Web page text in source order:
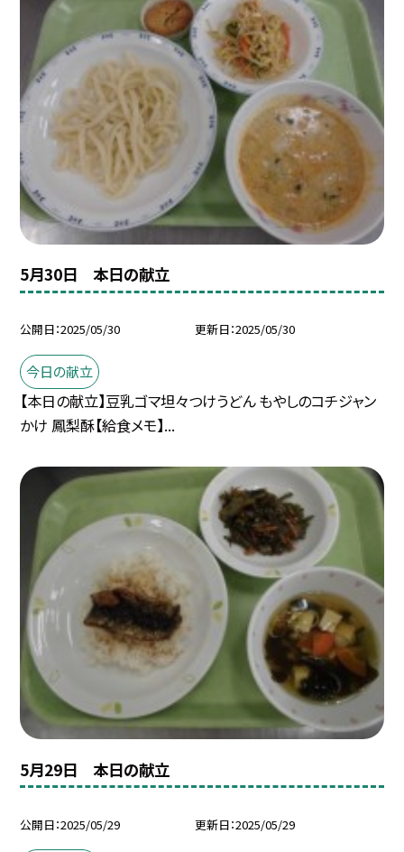
5月30日 本日の献立
公開日 2025/05/30 更新日 2025/05/30
今日の献立
【本日の献立】豆乳ゴマ坦々つけうどん もやしのコチジャン
かけ 鳳梨酥【給食メモ】...
5月29日 本日の献立
公開日 2025/05/29 更新日 2025/05/29